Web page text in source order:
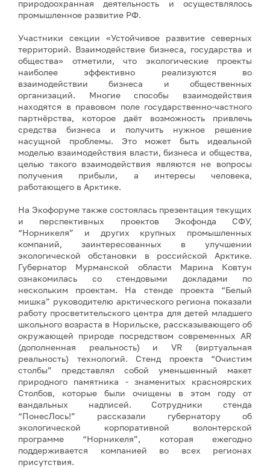
природоохранная деятельность и осуществлялось
промышленное развитие РФ.
Участники секции «Устойчивое развитие северных
территорий. Взаимодействие бизнеса, государства и
общества» отметили, что экологические проекты
наиболее эффективно реализуются во
взаимодействии бизнеса и общественных
организаций. Многие способы взаимодействия
находятся в правовом поле государственно-частного
партнёрства, которое даёт возможность привлечь
средства бизнеса и получить нужное решение
насущной проблемы. Это может быть идеальной
моделью взаимодействия власти, бизнеса и общества,
целью такого взаимодействия являются не вопросы
получения прибыли, а интересы человека,
работающего в Арктике.
На Экофоруме также состоялась презентация текущих
и перспективных проектов Экофонда СФУ,
“Норникеля” и других крупных промышленных
компаний, заинтересованных в улучшении
экологической обстановки в российской Арктике.
Губернатор Мурманской области Марина Ковтун
ознакомилась со стендовыми докладами по
нескольким проектам. На стенде проекта “Белый
мишка” руководителю арктического региона показали
работу просветительского центра для детей младшего
школьного возраста в Норильске, рассказывающего об
окружающей природе посредством современных AR
(дополненная реальность) и VR (виртуальная
реальность) технологий. Стенд проекта “Очистим
столбы” представлял собой уменьшенный макет
природного памятника - знаменитых красноярских
Столбов, которые были очищены в этом году от
вандальных надписей. Сотрудники стенда
“ПонесЛось!” рассказали губернатору об
экологической корпоративной волонтерской
программе “Норникеля”, которая ежегодно
поддерживается компанией во всех регионах
присутствия.